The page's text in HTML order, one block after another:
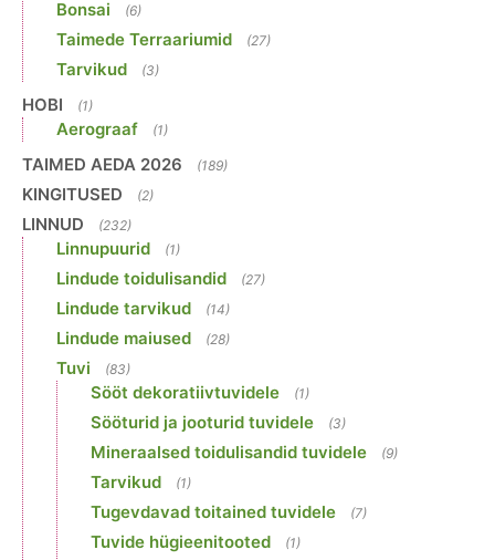
Bonsai (6)
Taimede Terraariumid (27)
Tarvikud (3)
HOBI (1)
Aerograaf (1)
TAIMED AEDA 2026 (189)
KINGITUSED (2)
LINNUD (232)
Linnupuurid (1)
Lindude toidulisandid (27)
Lindude tarvikud (14)
Lindude maiused (28)
Tuvi (83)
Sööt dekoratiivtuvidele (1)
Sööturid ja jooturid tuvidele (3)
Mineraalsed toidulisandid tuvidele (9)
Tarvikud (1)
Tugevdavad toitained tuvidele (7)
Tuvide hügieenitooted (1)